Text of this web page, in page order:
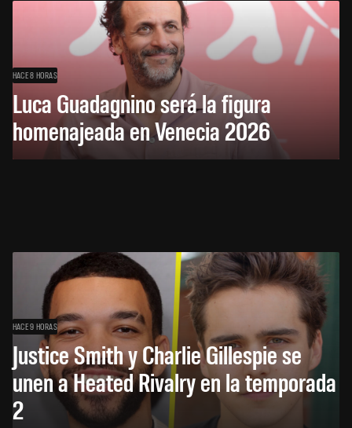
HACE 8 HORAS
Luca Guadagnino será la figura
homenajeada en Venecia 2026
HACE 9 HORAS
Justice Smith y Charlie Gillespie se
unen a Heated Rivalry en la temporada
2